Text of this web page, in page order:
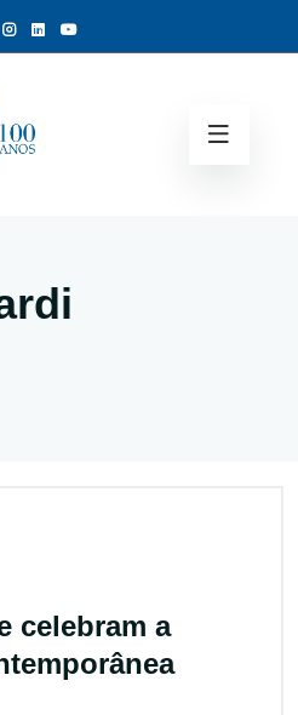
celebram a